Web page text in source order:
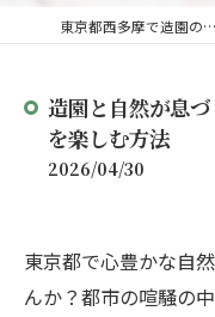
東京都西多摩で造園の求人なら株式会社優心植木
造園と自然が息
を楽しむ方法
2026/04/30
東京都で心豊かな自
んか？都市の喧騒の